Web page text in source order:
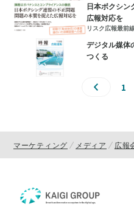
日本ボクシン
広報対応を
リスク広報最前
デジタル媒体
つくる
1
マーケティング メディア 広報